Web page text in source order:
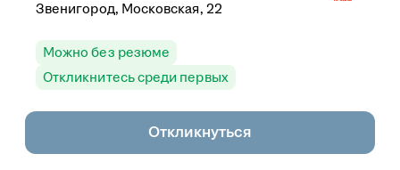
Звенигород, Московская, 22
Можно без резюме
Откликнитесь среди первых
Откликнуться